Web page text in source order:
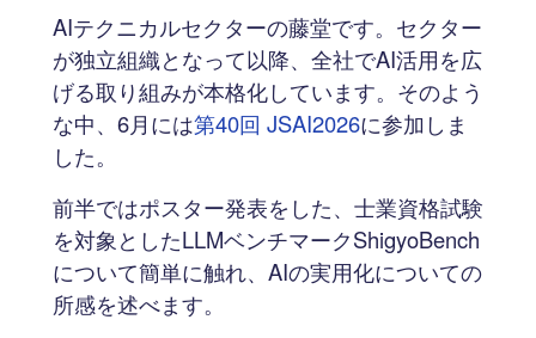
AIテクニカルセクターの藤堂です。セクター
が独立組織となって以降、全社でAI活用を広
げる取り組みが本格化しています。そのよう
な中、6月には第40回 JSAI2026に参加しま
した。
前半ではポスター発表をした、士業資格試験
を対象としたLLMベンチマークShigyoBench
について簡単に触れ、AIの実用化についての
所感を述べます。